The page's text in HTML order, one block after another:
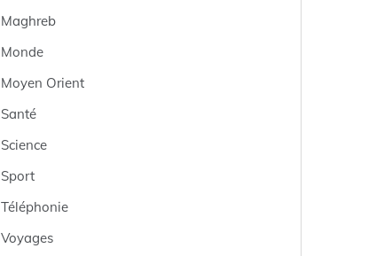
Maghreb
Monde
Moyen Orient
Santé
Science
Sport
Téléphonie
Voyages